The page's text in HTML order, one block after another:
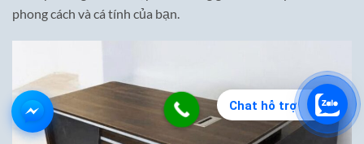
Chat hỗ trợ
phong cách và cá tính của bạn.